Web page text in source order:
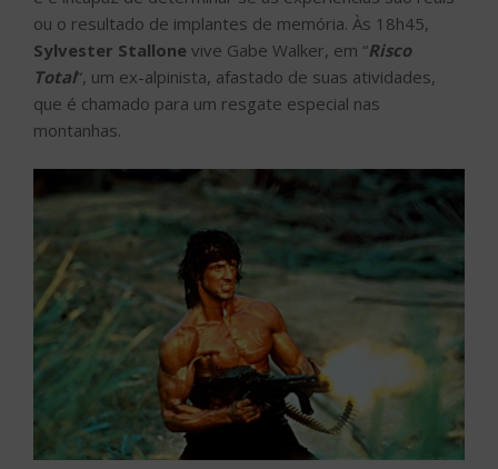
ou o resultado de implantes de memória. Às 18h45,
Sylvester Stallone vive Gabe Walker, em “Risco
Total“, um ex-alpinista, afastado de suas atividades,
que é chamado para um resgate especial nas
montanhas.